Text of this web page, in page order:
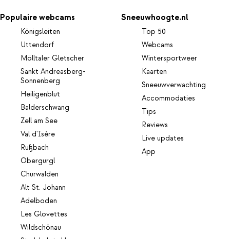
Populaire webcams
Königsleiten
Uttendorf
Mölltaler Gletscher
Sankt Andreasberg-
Sonnenberg
Heiligenblut
Balderschwang
Zell am See
Val d'Isère
Rußbach
Obergurgl
Churwalden
Alt St. Johann
Adelboden
Les Glovettes
Wildschönau
Sneeuwhoogte.nl
Top 50
Webcams
Wintersportweer
Kaarten
Sneeuwverwachting
Accommodaties
Tips
Reviews
Live updates
App